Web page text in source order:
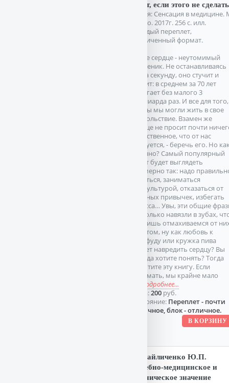
будет, если этого не
Серия: Сенсация в медицине.
Эксмо. 2017г. 256 с. илл.
Твердый переплет,
Увеличенный формат.
Наше сердце - неутомимый
труженик. Не останавливаясь
ни на секунду, оно стучит и
стучит: в среднем за 70 лет
набегает без малого 3
миллиарда раз. И все для того,
чтобы мы могли жить в свое
удовольствие. Взамен же
сердце не просит почти
единственное, что от нас
требуется, - беречь его. Но
именно? Самый популярный
ответ будет выглядеть
примерно так: надо
питаться, заниматься
физкультурой, отказаться от
вредных привычек, избегать
стресса… Увы, эти общие
настолько навязли в зубах,
мы лишь отмахиваемся от
И потом, ну как любовь к
фастфуду или кружка пива
может навредить сердцу? Вы
правда хотите понять? Тогда
прочтите эту книгу. Если
подумать, мы крайне мало
подробнее...
Цена:200руб.
Состояние: Переплет - почти
отличное, блок - отличное.
Михайличенко Ю.П.
Судебно-медицинское и
клиническое значение